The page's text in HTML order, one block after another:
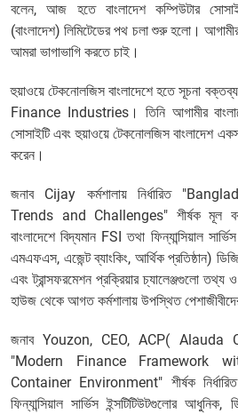
বলেন, আজ হতে বাংলাদেশ কম্পিউটার
(বাংলাদেশ) লিমিটেডের পথ চলা শুরু হলো। আগামীর
আমরা ভাগাভাগি করতে চাই।
হুয়াওয়ে টেকনোলজিস বাংলাদেশে হতে সূচনা
Finance Industries। তিনি আগামীর
সোসাইটি এবং হুয়াওয়ে টেকনোলজিস বাংলাদেশ
করেন।
জনাব Cijay কর্মশালায় নির্ধারিত
Trends and Challenges" শীর্ষক মূল
বাংলাদেশে বিদ্যমান FSI তথা ফিন্যান্সিয়াল সার্ভিস
এমএফএস, এজেন্ট ব্যাংকিং, আর্থিক প্রতিষ্ঠান)
এবং ট্রান্সফরমেশন প্রক্রিয়ার চ্যালেঞ্জগুলো তথ্য
হাউজ থেকে আগত কর্মশালায় উপস্থিত
জনাব Youzon, CEO, ACP( Alauda
"Modern Finance Framework
Container Environment" শীর্ষক নির্ধারিত
ফিন্যান্সিয়াল সার্ভিস ইন্সটিটিউটগুলোর